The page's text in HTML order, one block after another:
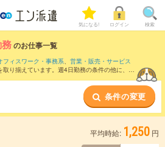
気になる! ログイン 検索
のお仕事一覧
フィスワーク・事務系、 営業・販売・サービス
り揃えています。週4日勤務の条件の他に、 交
条件の変更
平均時給: 1,250 円